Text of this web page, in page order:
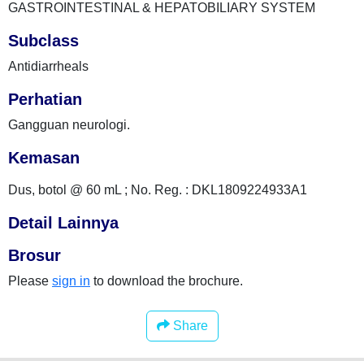
GASTROINTESTINAL & HEPATOBILIARY SYSTEM
Subclass
Antidiarrheals
Perhatian
Gangguan neurologi.
Kemasan
Dus, botol @ 60 mL ; No. Reg. : DKL1809224933A1
Detail Lainnya
Brosur
Please sign in to download the brochure.
Share